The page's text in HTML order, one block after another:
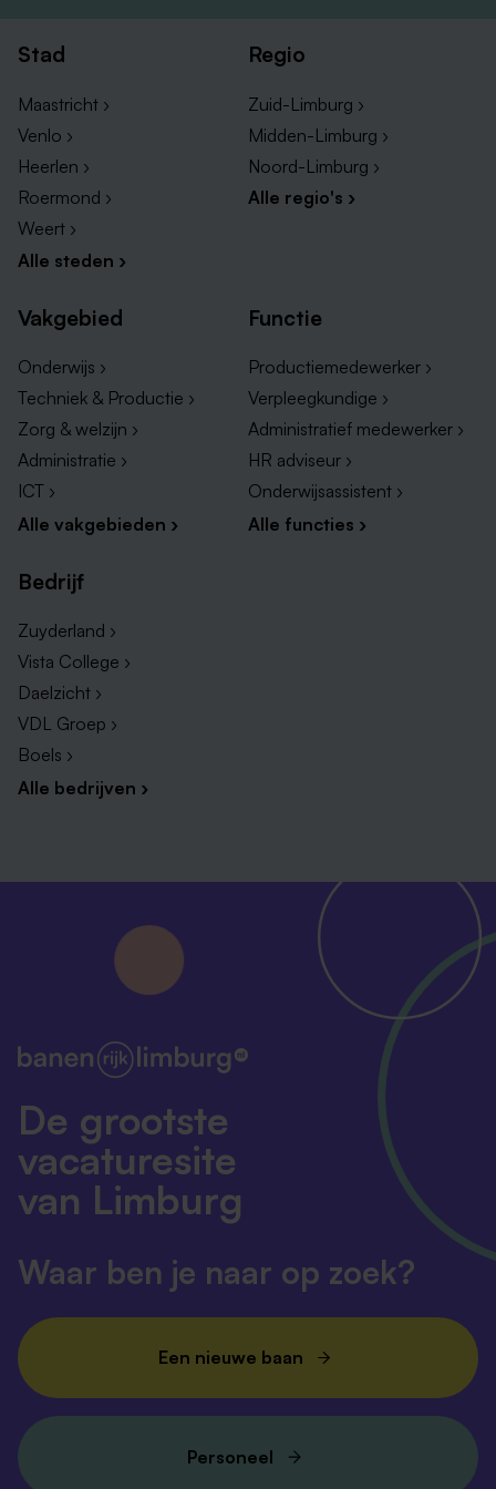
staan? Dan maken we graag kennis met je. Solliciteer
vragen? Neem gerust contact op met onze recruiter:
Melissa Hijdendaal –
0633037282 Of mail naar:
werken@envida.nl
Stad
Maastricht ›
Venlo ›
Heerlen ›
Roermond ›
Weert ›
Alle steden ›
Regio
Zuid-Limburg ›
Midden-Limburg ›
Noord-Limburg ›
Alle regio's ›
Vakgebied
Onderwijs ›
Techniek & Productie ›
Zorg & welzijn ›
Administratie ›
ICT ›
Alle vakgebieden ›
Functie
Productiemedewerker ›
Verpleegkundige ›
Administratief medewerker ›
HR adviseur ›
Onderwijsassistent ›
Alle functies ›
Bedrijf
Zuyderland ›
Vista College ›
Daelzicht ›
VDL Groep ›
Boels ›
Alle bedrijven ›
De grootste
vacaturesite
van Limburg
Waar ben je naar op zoek?
Een nieuwe baan
Personeel